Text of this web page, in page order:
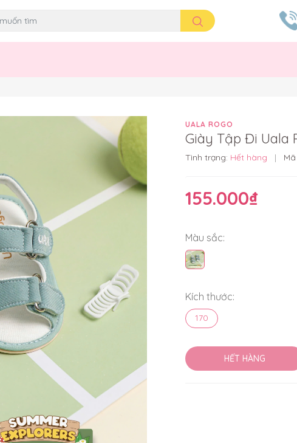
UALA ROGO
Giày Tập Đi Uala
Tình trạng: Hết hàng |
155.000₫
Màu sắc:
Kích thước:
170
HẾT HÀNG